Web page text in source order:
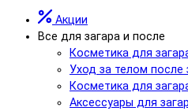
Акции
Все для загара и после
Косметика для
Уход за телом после
Косметика для
Аксессуары для